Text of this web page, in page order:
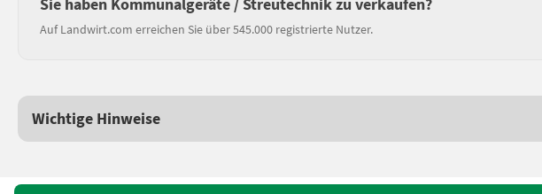
Auf Landwirt.com erreichen Sie über 545.000 registrierte Nutzer.
Wichtige Hinweise